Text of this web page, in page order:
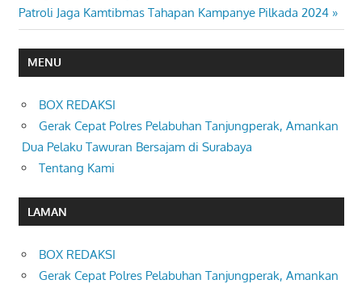
Post:
Patroli Jaga Kamtibmas Tahapan Kampanye Pilkada 2024
MENU
BOX REDAKSI
Gerak Cepat Polres Pelabuhan Tanjungperak, Amankan
Dua Pelaku Tawuran Bersajam di Surabaya
Tentang Kami
LAMAN
BOX REDAKSI
Gerak Cepat Polres Pelabuhan Tanjungperak, Amankan